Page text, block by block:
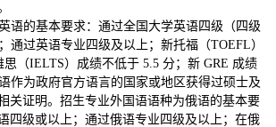
语的基本要求：通过全国大学英语四级（四级
通过英语专业四级及以上；新托福（TOEFL）
思（IELTS）成绩不低于 5.5 分；新 GRE 成绩
作为政府官方语言的国家或地区获得过硕士及
关证明。招生专业外国语语种为俄语的基本要
四级或以上；通过俄语专业四级及以上；在俄